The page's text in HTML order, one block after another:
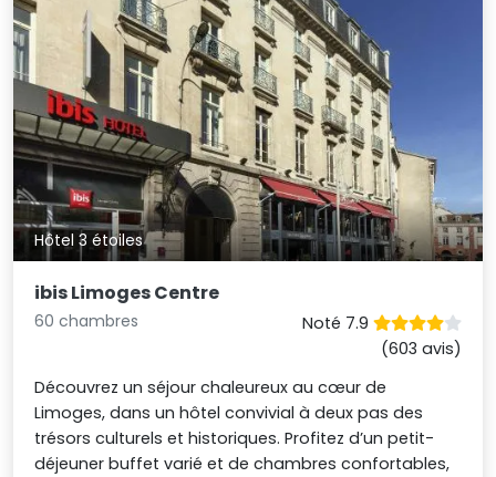
Hôtel 3 étoiles
ibis Limoges Centre
60 chambres
Noté 7.9
(603 avis)
Découvrez un séjour chaleureux au cœur de
Limoges, dans un hôtel convivial à deux pas des
trésors culturels et historiques. Profitez d’un petit-
déjeuner buffet varié et de chambres confortables,